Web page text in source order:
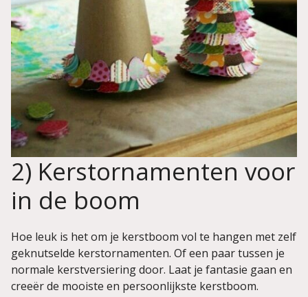
2) Kerstornamenten voor
in de boom
Hoe leuk is het om je kerstboom vol te hangen met zelf
geknutselde kerstornamenten. Of een paar tussen je
normale kerstversiering door. Laat je fantasie gaan en
creeër de mooiste en persoonlijkste kerstboom.